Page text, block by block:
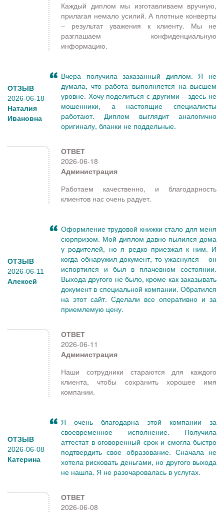
Каждый диплом мы изготавливаем вручную,
прилагая немало усилий. А плотные конверты
– результат уважения к клиенту. Мы не
разглашаем конфиденциальную
информацию.
ОТЗЫВ
2026-06-18
Наталия
Ивановна
Вчера получила заказанный диплом. Я не
думала, что работа выполняется на высшем
уровне. Хочу поделиться с другими – здесь не
мошенники, а настоящие специалисты
работают. Диплом выглядит аналогично
оригиналу, бланки не поддельные.
ОТВЕТ
2026-06-18
Администрация
Работаем качественно, и благодарность
клиентов нас очень радует.
ОТЗЫВ
2026-06-11
Алексей
Оформление трудовой книжки стало для меня
сюрпризом. Мой диплом давно пылился дома
у родителей, но я редко приезжал к ним. И
когда обнаружил документ, то ужаснулся – он
испортился и был в плачевном состоянии.
Выхода другого не было, кроме как заказывать
документ в специальной компании. Обратился
на этот сайт. Сделали все оперативно и за
приемлемую цену.
ОТВЕТ
2026-06-11
Администрация
Наши сотрудники стараются для каждого
клиента, чтобы сохранить хорошее имя
компании.
ОТЗЫВ
2026-06-08
Катерина
Я очень благодарна этой компании за
своевременное исполнение. Получила
аттестат в оговоренный срок и смогла быстро
подтвердить свое образование. Сначала не
хотела рисковать деньгами, но другого выхода
не нашла. Я не разочаровалась в услугах.
ОТВЕТ
2026-06-08